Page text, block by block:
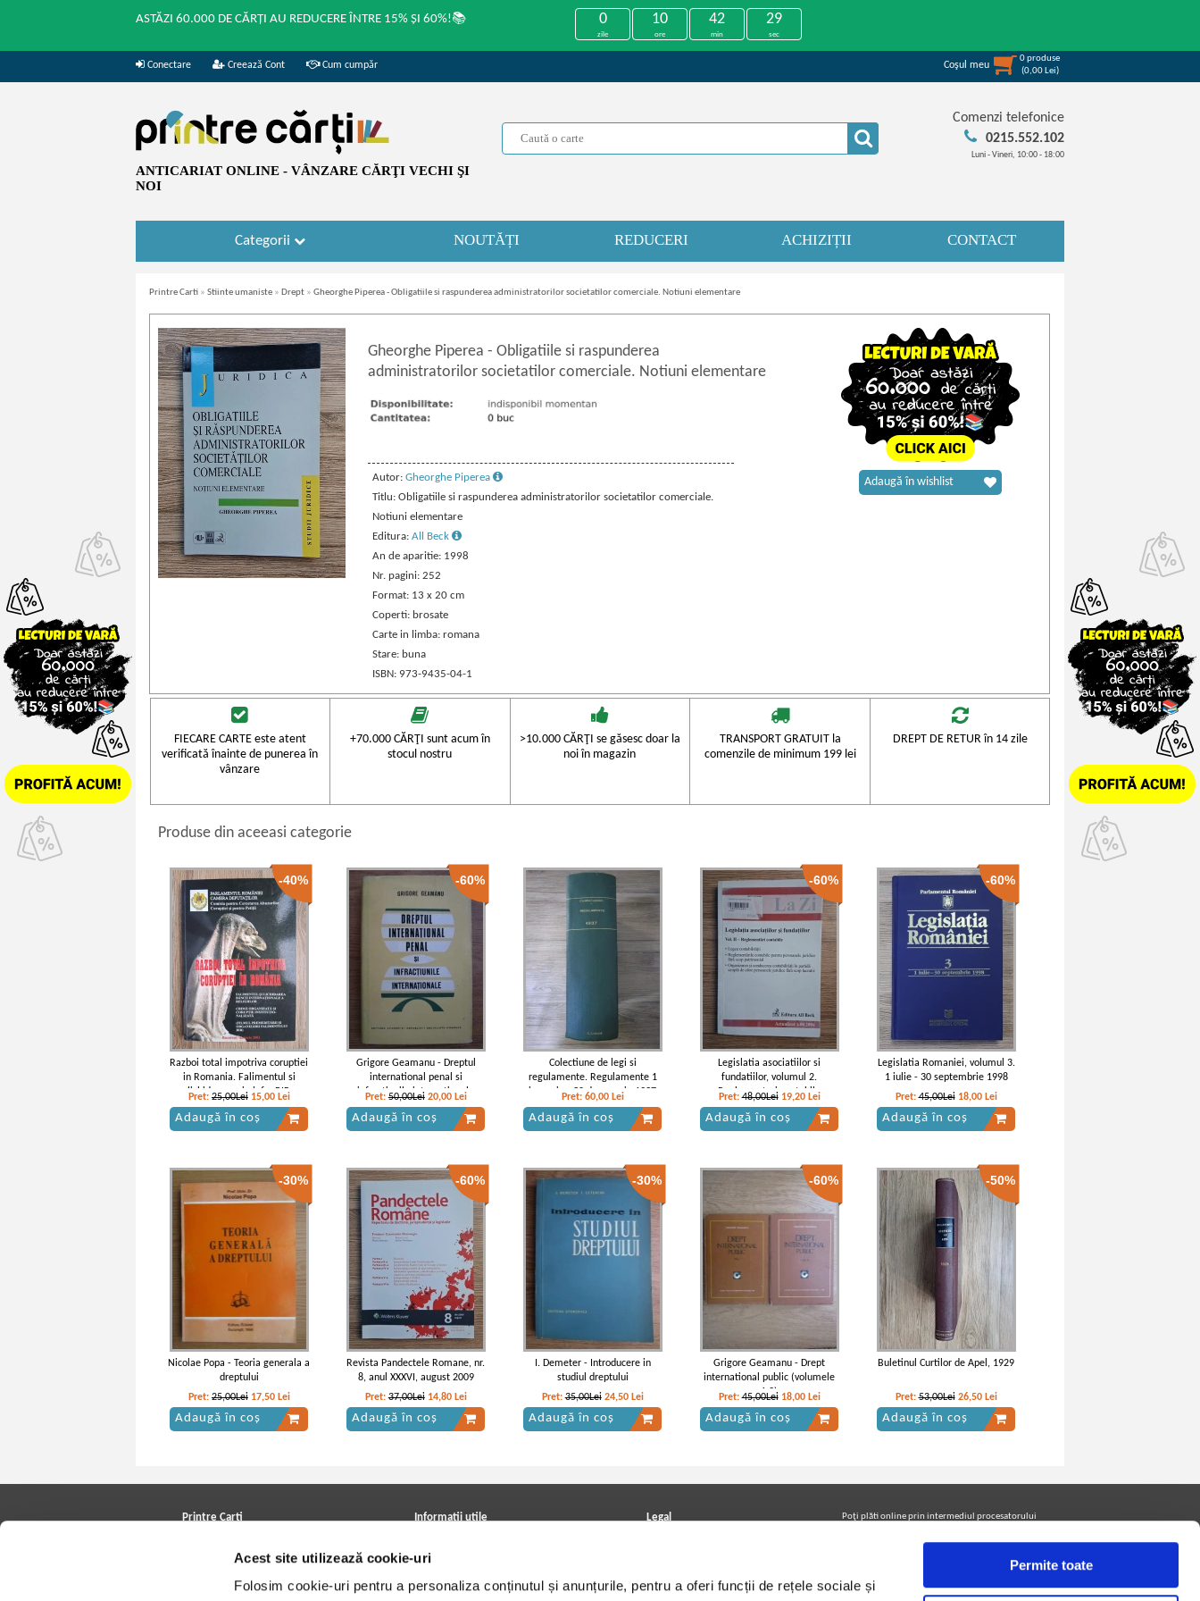
Acest site utilizează cookie-uri
Folosim cookie-uri pentru a personaliza conținutul și anunțurile, pentru a oferi funcții de rețele sociale și
Permite toate
ASTĂZI 60.000 DE CĂRȚI AU REDUCERE ÎNTRE 15% ȘI 60%!📚 0
zile
10
ore
42
min
29
sec
Conectare Creează Cont Cum cumpăr Coşul meu
0produse
(0,00 Lei)
ANTICARIAT ONLINE - VÂNZARE CĂRŢI VECHI ŞI
NOI
Comenzi telefonice
0215.552.102
Luni - Vineri, 10:00 - 18:00
Categorii NOUTĂȚI REDUCERI ACHIZIȚII CONTACT
Printre Carti » Stiinte umaniste » Drept » Gheorghe Piperea - Obligatiile si raspunderea administratorilor societatilor comerciale. Notiuni elementare
Gheorghe Piperea - Obligatiile si raspunderea
administratorilor societatilor comerciale. Notiuni elementare
Autor: Gheorghe Piperea
Titlu: Obligatiile si raspunderea administratorilor societatilor comerciale.
Notiuni elementare
Editura: All Beck
An de aparitie: 1998
Nr. pagini: 252
Format: 13 x 20 cm
Coperti: brosate
Carte in limba: romana
Stare: buna
ISBN: 973-9435-04-1
Adaugă în wishlist
FIECARE CARTE este atent
verificată înainte de punerea în
vânzare
+70.000 CĂRŢI sunt acum în
stocul nostru
>10.000 CĂRŢI se găsesc doar la
noi în magazin
TRANSPORT GRATUIT la
comenzile de minimum 199 lei
DREPT DE RETUR în 14 zile
Produse din aceeasi categorie
-40%
Razboi total impotriva coruptiei
in Romania. Falimentul si
lichidarea prin jaf a BIR
Pret: 25,00Lei 15,00 Lei
Adaugă în coș
-60%
Grigore Geamanu - Dreptul
international penal si
infractiunile internationale
Pret:50,00Lei 20,00 Lei
Adaugă în coș
Colectiune de legi si
regulamente. Regulamente 1
ianuarie - 30 decemvrie 1937
(tomul XVI, partea II a, 1938)
Pret: 60,00 Lei
Adaugă în coș
-60%
Legislatia asociatiilor si
fundatiilor, volumul 2.
Reglementari contabile
Pret:48,00Lei 19,20 Lei
Adaugă în coș
-60%
Legislatia Romaniei, volumul 3.
1 iulie - 30 septembrie 1998
Pret:45,00Lei 18,00 Lei
Adaugă în coș
-30%
Nicolae Popa - Teoria generala a
dreptului
Pret: 25,00Lei 17,50 Lei
Adaugă în coș
-60%
Revista Pandectele Romane, nr.
8, anul XXXVI, august 2009
Pret:37,00Lei 14,80 Lei
Adaugă în coș
-30%
I. Demeter - Introducere in
studiul dreptului
Pret:35,00Lei 24,50 Lei
Adaugă în coș
-60%
Grigore Geamanu - Drept
international public (volumele
1,2)
Pret:45,00Lei 18,00 Lei
Adaugă în coș
-50%
Buletinul Curtilor de Apel, 1929
Pret:53,00Lei 26,50 Lei
Adaugă în coș
Printre Carti Informatii utile
Achizitii viniluri, casete, CD/DVD
Cum cumpar?
Legal
Termeni si conditii
Poţi plăti online prin intermediul procesatorului
Urmăreşte-ne pe facebook pentru a fi la curent cu